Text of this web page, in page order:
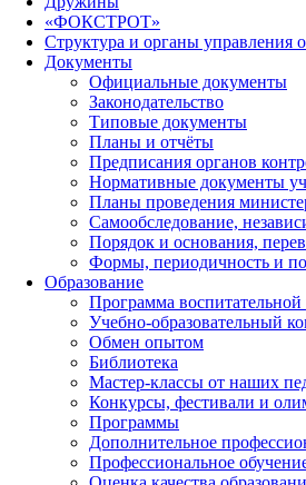
«ФОКСТРОТ»
Структура и органы управления
Документы
Официальные документы
Законодательство
Типовые документы
Планы и отчёты
Предписания органов
Нормативные документы
Планы проведения
Самообследование,
Порядок и основания,
Формы, периодичность и
Образование
Программа воспитательной
Учебно-образовательный
Обмен опытом
Библиотека
Мастер-классы от наших
Конкурсы, фестивали и
Программы
Дополнительное
Профессиональное